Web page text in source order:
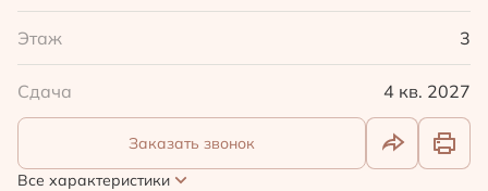
Этаж 3
Сдача 4 кв. 2027
Заказать звонок
Все характеристики